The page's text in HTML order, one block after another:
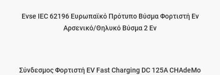
Evse IEC 62196 Ευρωπαϊκό Πρότυπο Βύσμα Φορτιστή Ev
Αρσενικό/θηλυκό Βύσμα 2 Ev
Σύνδεσμος Φορτιστή EV Fast Charging DC 125A CHAdeMo